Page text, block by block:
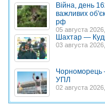
Війна, день
важливих
рф
05 августа
Шахтар —
03 августа
Чорноморець
УПЛ
02 августа